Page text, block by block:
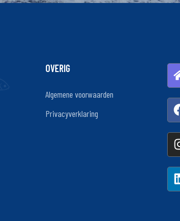
OVERIG
Algemene voorwaarden
Privacyverklaring